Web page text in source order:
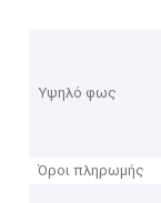
Υψηλό φως
Όροι πληρωμής